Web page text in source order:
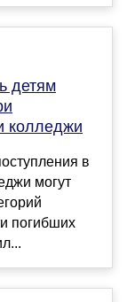
детям
колледжи
в
могут
погибших